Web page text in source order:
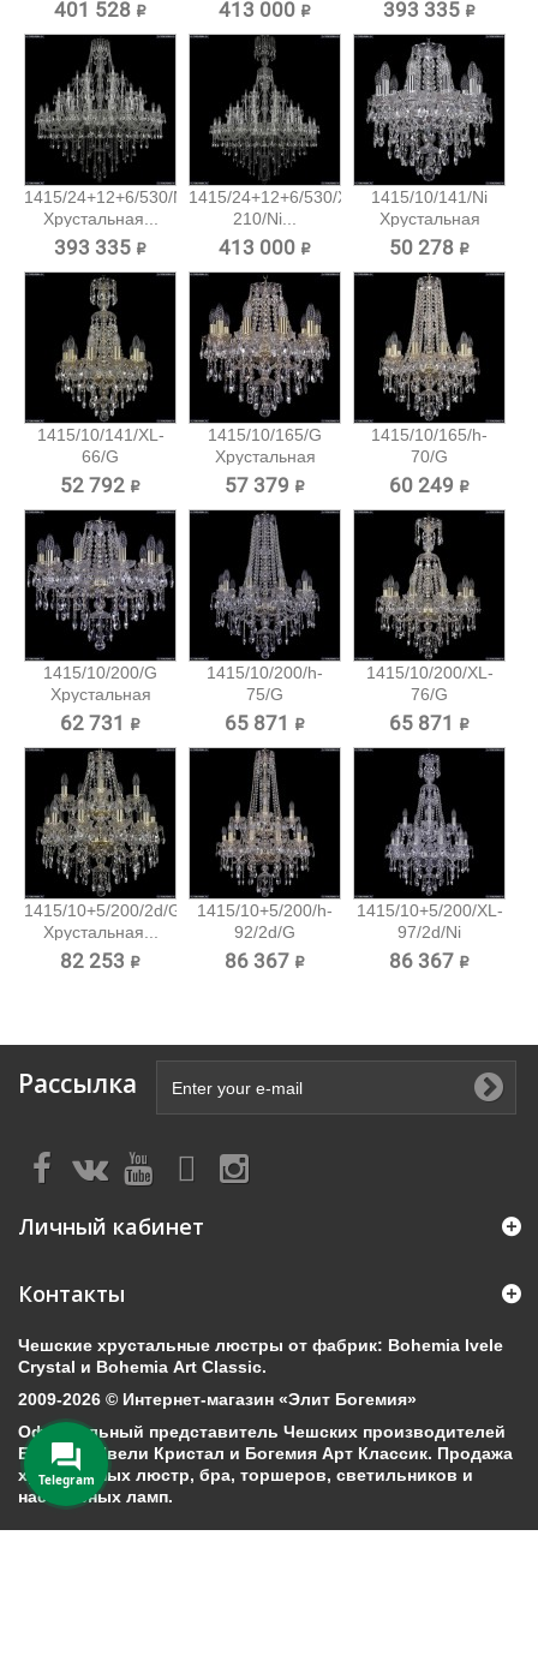
401 528 ₽ 413 000 ₽ 393 335 ₽
1415/24+12+6/530/Ni
Хрустальная...
393 335 ₽
1415/24+12+6/530/XL-
210/Ni...
413 000 ₽
1415/10/141/Ni
Хрустальная
подвесная...
50 278 ₽
1415/10/141/XL-
66/G
Хрустальная...
52 792 ₽
1415/10/165/G
Хрустальная
подвесная...
57 379 ₽
1415/10/165/h-
70/G
Хрустальная...
60 249 ₽
1415/10/200/G
Хрустальная
подвесная...
62 731 ₽
1415/10/200/h-
75/G
Хрустальная...
65 871 ₽
1415/10/200/XL-
76/G
Хрустальная...
65 871 ₽
1415/10+5/200/2d/G
Хрустальная...
82 253 ₽
1415/10+5/200/h-
92/2d/G
Хрустальная...
86 367 ₽
1415/10+5/200/XL-
97/2d/Ni
Хрустальная...
86 367 ₽
Рассылка
Личный кабинет
Контакты
Чешские хрустальные люстры от фабрик: Bohemia Ivele
Crystal и Bohemia Art Classic.
2009-2026 © Интернет-магазин «Элит Богемия»
Официальный представитель Чешских производителей
Богемия Ивели Кристал и Богемия Арт Классик. Продажа
хрустальных люстр, бра, торшеров, светильников и
настольных ламп.
Telegram